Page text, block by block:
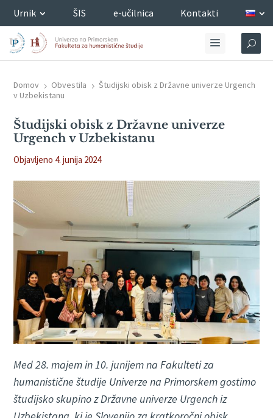
Urnik ŠIS e-učilnica Kontakti
Domov 5 Obvestila 5 Študijski obisk z Državne univerze Urgench
v Uzbekistanu
Študijski obisk z Državne univerze
Urgench v Uzbekistanu
Objavljeno 4. junija 2024
Med 28. majem in 10. junijem na Fakulteti za
humanistične študije Univerze na Primorskem gostimo
študijsko skupino z Državne univerze Urgench iz